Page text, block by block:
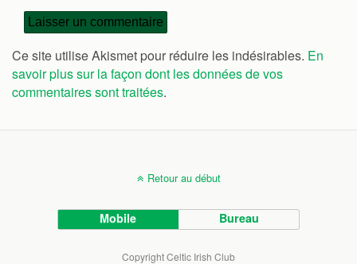
Ce site utilise Akismet pour réduire les indésirables. En
savoir plus sur la façon dont les données de vos
commentaires sont traitées.
Retour au début
Mobile Bureau
Copyright Celtic Irish Club